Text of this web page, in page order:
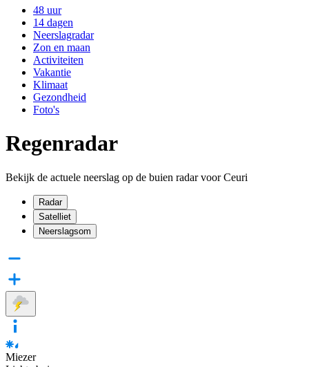
48 uur
14 dagen
Neerslagradar
Zon en maan
Activiteiten
Vakantie
Klimaat
Gezondheid
Foto's
Regenradar
Bekijk de actuele neerslag op de buien radar voor Ceuri
Radar
Satelliet
Neerslagsom
Miezer